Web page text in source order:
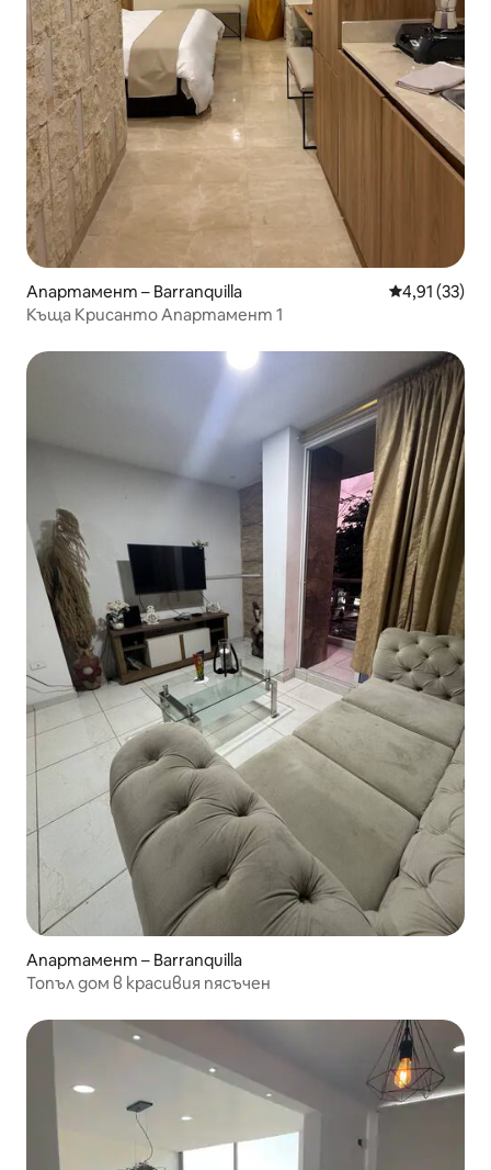
Апартамент – Barranquilla Средна
4,91 (33)
Къща Крисанто Апартамент 1
Апартамент – Barranquilla
Топъл дом в красивия пясъчен